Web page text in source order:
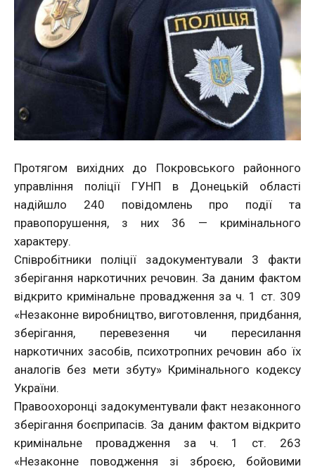
Протягом вихідних до Покровського районного
управління поліції ГУНП в Донецькій області
надійшло 240 повідомлень про події та
правопорушення, з них 36 — кримінального
характеру.
Співробітники поліції задокументували 3 факти
зберігання наркотичних речовин. За даним фактом
відкрито кримінальне провадження за ч. 1 ст. 309
«Незаконне виробництво, виготовлення, придбання,
зберігання, перевезення чи пересилання
наркотичних засобів, психотропних речовин або їх
аналогів без мети збуту» Кримінального кодексу
України.
Правоохоронці задокументували факт незаконного
зберігання боєприпасів. За даним фактом відкрито
кримінальне провадження за ч. 1 ст. 263
«Незаконне поводження зі зброєю, бойовими